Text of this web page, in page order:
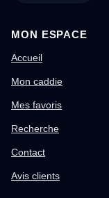
MON ESPACE
Accueil
Mon caddie
Mes favoris
Recherche
Contact
Avis clients